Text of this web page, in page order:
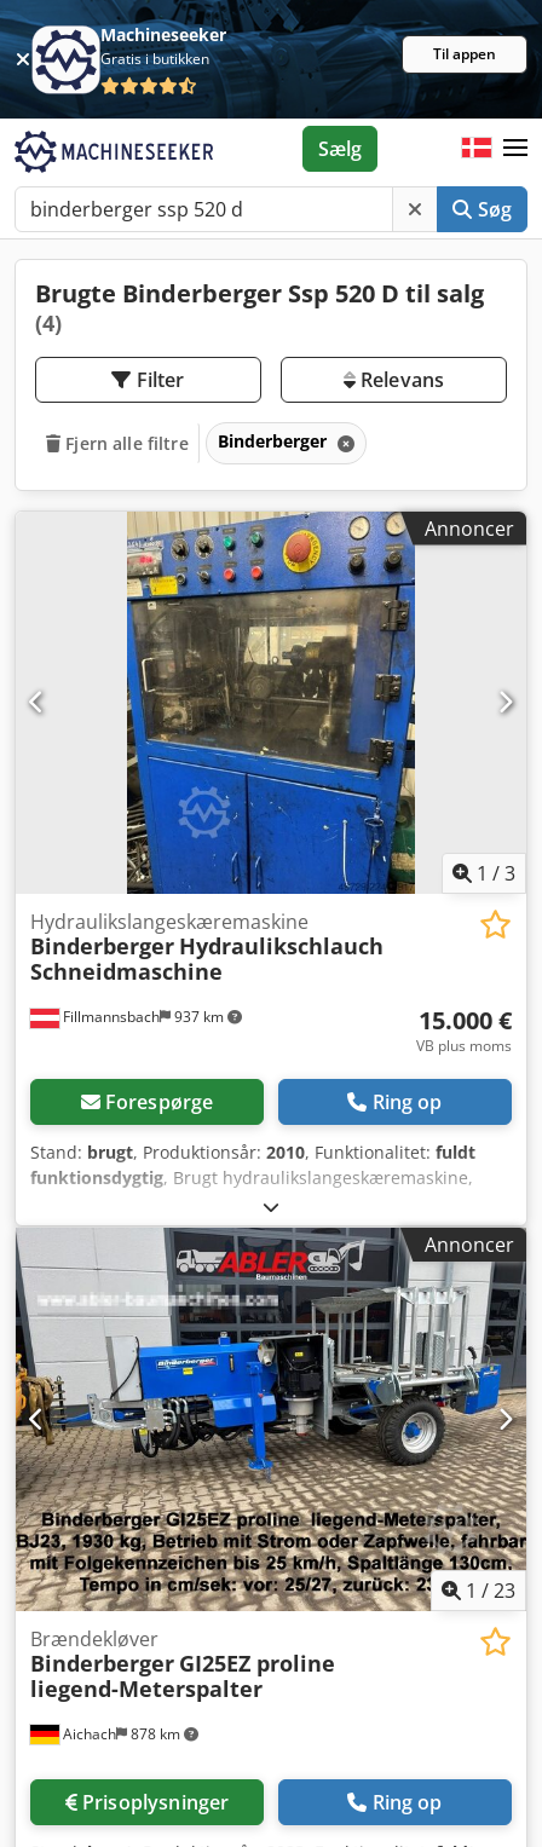
Machineseeker
Gratis i butikken Til appen
Søg
Sælg
Brugte Binderberger Ssp 520 D til salg
(4)
Filter Relevans
Fjern alle filtre Binderberger
Annoncer
1 /3
Fillmannsbach 937 km
Hydraulikslangeskæremaskine
Binderberger Hydraulikschlauch
Schneidmaschine
15.000 €
VB plus moms
Forespørge Ring op
Stand: brugt, Produktionsår: 2010, Funktionalitet: fuldt
funktionsdygtig, Brugt hydraulikslangeskæremaskine,
fuldt funktionsdygtig og i øjeblikket i brug. Kan besigtiges
på stedet. Dwjdpfx Ahszphrqehoa
Annoncer
1 /23
Aichach 878 km
Brændekløver
Binderberger GI25EZ proline
liegend-Meterspalter
Prisoplysninger Ring op